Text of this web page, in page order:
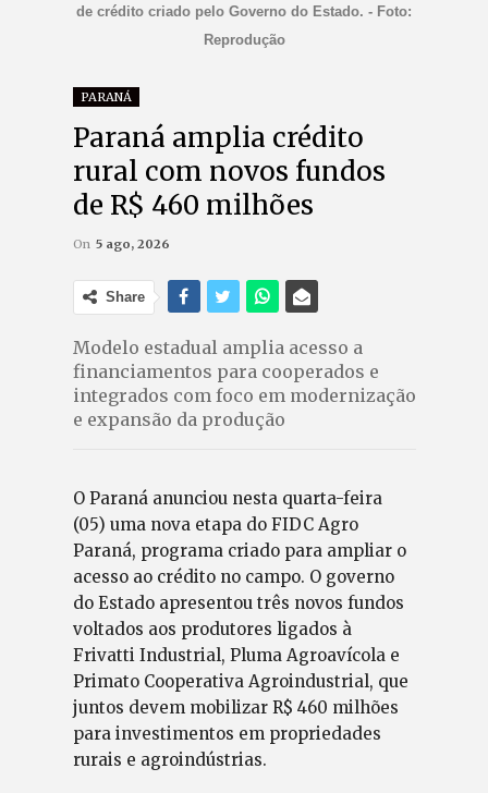
de crédito criado pelo Governo do Estado. - Foto:
Reprodução
PARANÁ
Paraná amplia crédito
rural com novos fundos
de R$ 460 milhões
On 5 ago, 2026
Share
Modelo estadual amplia acesso a
financiamentos para cooperados e
integrados com foco em modernização
e expansão da produção
O Paraná anunciou nesta quarta-feira
(05) uma nova etapa do FIDC Agro
Paraná, programa criado para ampliar o
acesso ao crédito no campo. O governo
do Estado apresentou três novos fundos
voltados aos produtores ligados à
Frivatti Industrial, Pluma Agroavícola e
Primato Cooperativa Agroindustrial, que
juntos devem mobilizar R$ 460 milhões
para investimentos em propriedades
rurais e agroindústrias.